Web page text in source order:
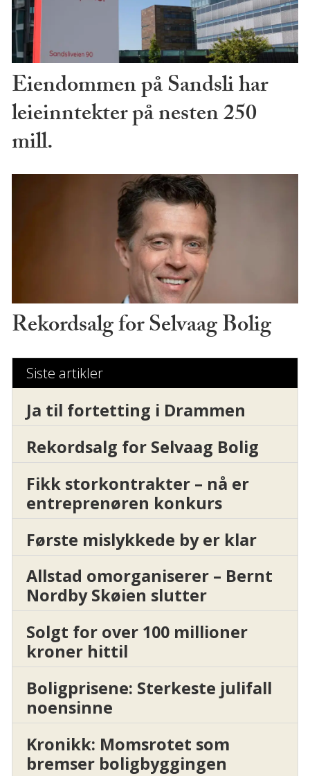
Eiendommen på Sandsli har
leieinntekter på nesten 250
mill.
Rekordsalg for Selvaag Bolig
Siste artikler
Ja til fortetting i Drammen
Rekordsalg for Selvaag Bolig
Fikk storkontrakter – nå er
entreprenøren konkurs
Første mislykkede by er klar
Allstad omorganiserer – Bernt
Nordby Skøien slutter
Solgt for over 100 millioner
kroner hittil
Boligprisene: Sterkeste julifall
noensinne
Kronikk: Momsrotet som
bremser boligbyggingen